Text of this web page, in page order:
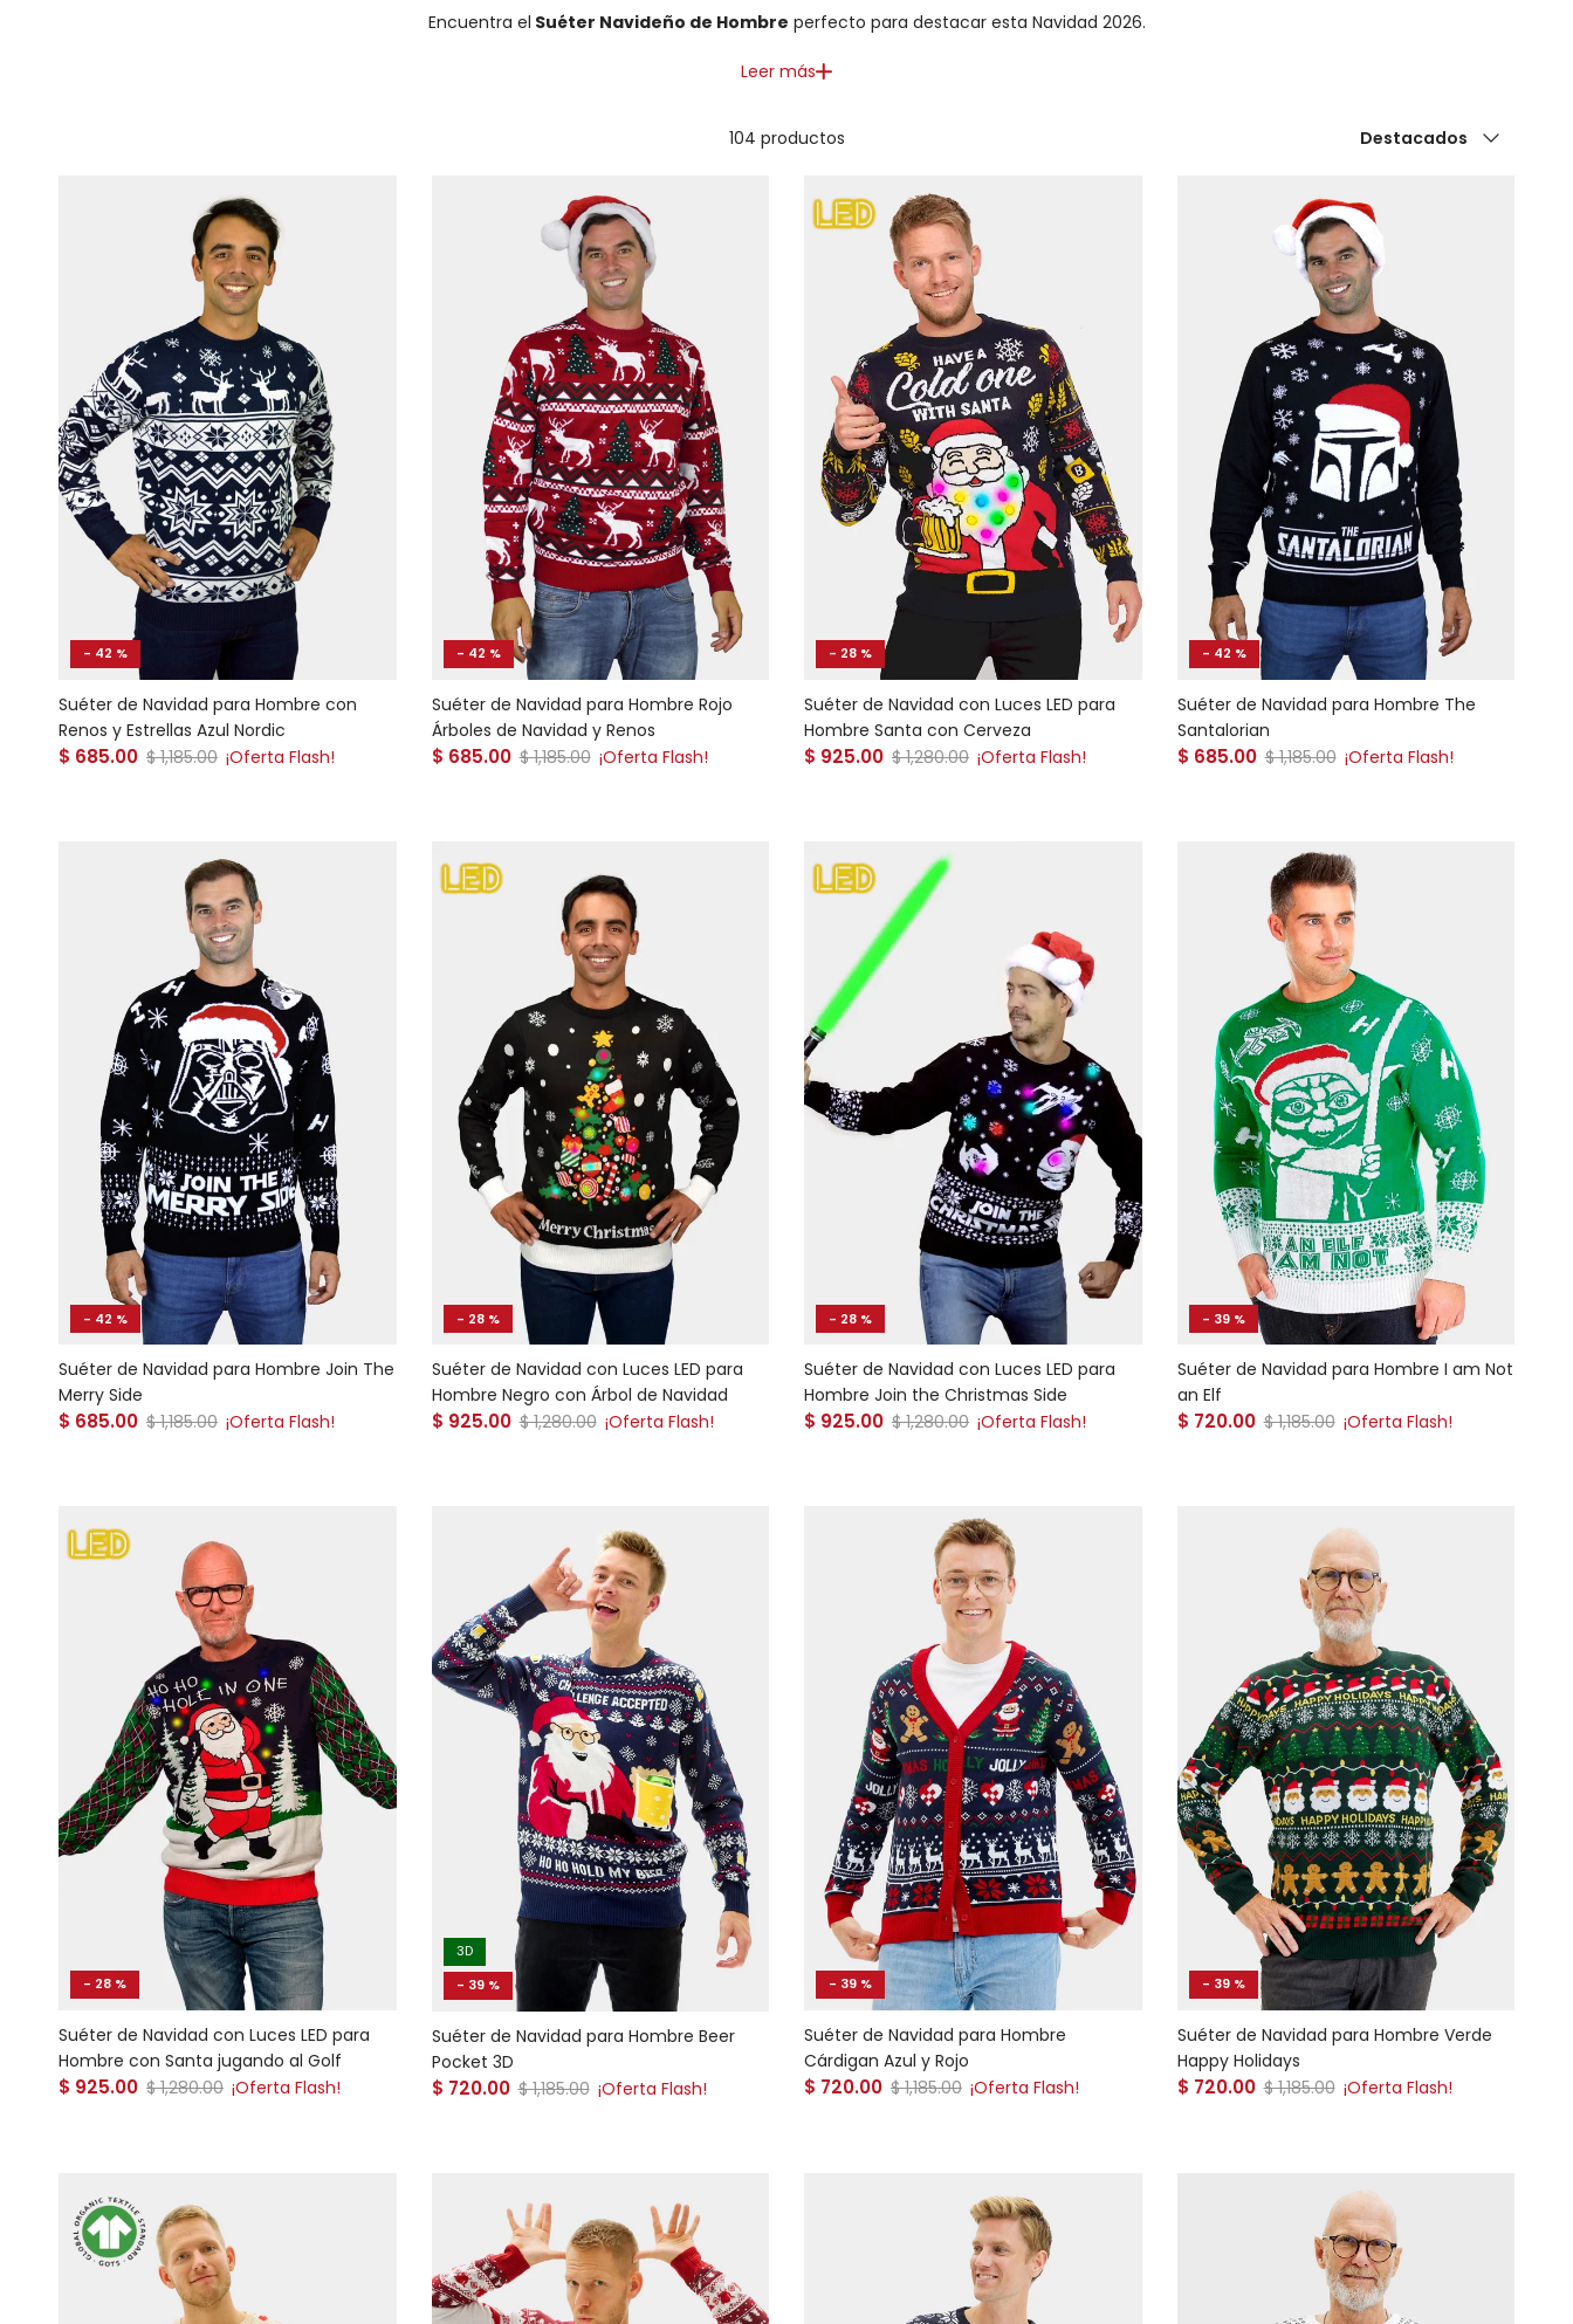
Encuentra el Suéter Navideño de Hombre perfecto para destacar esta Navidad 2026.
Leer más
104 productos Destacados
- 42 %
Suéter de Navidad para Hombre con
Renos y Estrellas Azul Nordic
Precio de venta
$ 685.00 Precio normal
$ 1,185.00 ¡Oferta Flash!
- 42 %
Suéter de Navidad para Hombre Rojo
Árboles de Navidad y Renos
Precio de venta
$ 685.00 Precio normal
$ 1,185.00 ¡Oferta Flash!
- 28 %
Suéter de Navidad con Luces LED para
Hombre Santa con Cerveza
Precio de venta
$ 925.00 Precio normal
$ 1,280.00 ¡Oferta Flash!
- 42 %
Suéter de Navidad para Hombre The
Santalorian
Precio de venta
$ 685.00 Precio normal
$ 1,185.00 ¡Oferta Flash!
- 42 %
Suéter de Navidad para Hombre Join The
Merry Side
Precio de venta
$ 685.00 Precio normal
$ 1,185.00 ¡Oferta Flash!
- 28 %
Suéter de Navidad con Luces LED para
Hombre Negro con Árbol de Navidad
Precio de venta
$ 925.00 Precio normal
$ 1,280.00 ¡Oferta Flash!
- 28 %
Suéter de Navidad con Luces LED para
Hombre Join the Christmas Side
Precio de venta
$ 925.00 Precio normal
$ 1,280.00 ¡Oferta Flash!
- 39 %
Suéter de Navidad para Hombre I am Not
an Elf
Precio de venta
$ 720.00 Precio normal
$ 1,185.00 ¡Oferta Flash!
- 28 %
Suéter de Navidad con Luces LED para
Hombre con Santa jugando al Golf
Precio de venta
$ 925.00 Precio normal
$ 1,280.00 ¡Oferta Flash!
3D
- 39 %
Suéter de Navidad para Hombre Beer
Pocket 3D
Precio de venta
$ 720.00 Precio normal
$ 1,185.00 ¡Oferta Flash!
- 39 %
Suéter de Navidad para Hombre
Cárdigan Azul y Rojo
Precio de venta
$ 720.00 Precio normal
$ 1,185.00 ¡Oferta Flash!
- 39 %
Suéter de Navidad para Hombre Verde
Happy Holidays
Precio de venta
$ 720.00 Precio normal
$ 1,185.00 ¡Oferta Flash!